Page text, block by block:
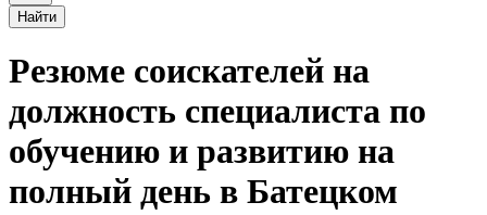
Найти
Резюме соискателей на
должность специалиста по
обучению и развитию на
полный день в Батецком